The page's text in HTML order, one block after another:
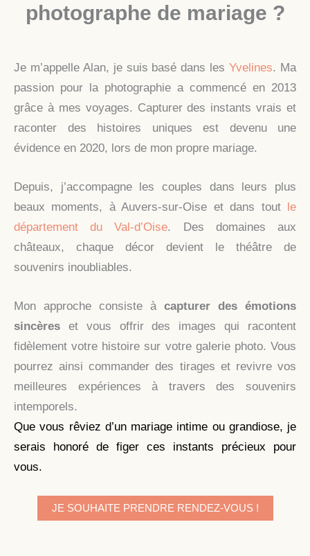
photographe de mariage ?
Je m’appelle Alan, je suis basé dans lesYvelines. Ma
passion pour la photographie a commencé en 2013
grâce à mes voyages. Capturer des instants vrais et
raconter des histoires uniques est devenu une
évidence en 2020, lors de mon propre mariage.
Depuis, j’accompagne les couples dans leurs plus
beaux moments, à Auvers-sur-Oise et dans tout le
département du Val-d’Oise. Des domaines aux
châteaux, chaque décor devient le théâtre de
souvenirs inoubliables.
Mon approche consiste à capturer des émotions
sincères et vous offrir des images qui racontent
fidèlement votre histoire sur votre galerie photo. Vous
pourrez ainsi commander des tirages et revivre vos
meilleures expériences à travers des souvenirs
intemporels.
Que vous rêviez d’un mariage intime ou grandiose, je
serais honoré de figer ces instants précieux pour
vous.
JE SOUHAITE PRENDRE RENDEZ-VOUS !